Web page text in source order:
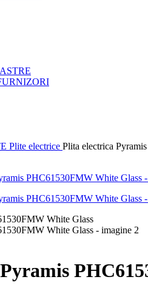
Plite electrice Plita electrica